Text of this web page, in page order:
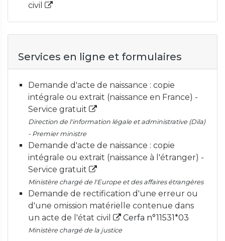
civil
Services en ligne et formulaires
Demande d'acte de naissance : copie
intégrale ou extrait (naissance en France) -
Service gratuit
Direction de l'information légale et administrative (Dila)
- Premier ministre
Demande d'acte de naissance : copie
intégrale ou extrait (naissance à l'étranger) -
Service gratuit
Ministère chargé de l'Europe et des affaires étrangères
Demande de rectification d'une erreur ou
d'une omission matérielle contenue dans
un acte de l'état civil
Cerfa n°11531*03
Ministère chargé de la justice